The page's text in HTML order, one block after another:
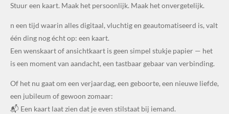
Stuur een kaart. Maak het persoonlijk. Maak het onvergetelijk.
n een tijd waarin alles digitaal, vluchtig en geautomatiseerd is, valt
één ding nog écht op: een kaart.
Een wenskaart of ansichtkaart is geen simpel stukje papier — het
is een moment van aandacht, een tastbaar gebaar van verbinding.
Of het nu gaat om een verjaardag, een geboorte, een nieuwe liefde,
een jubileum of gewoon zomaar:
📬 Een kaart laat zien dat je even stilstaat bij iemand.